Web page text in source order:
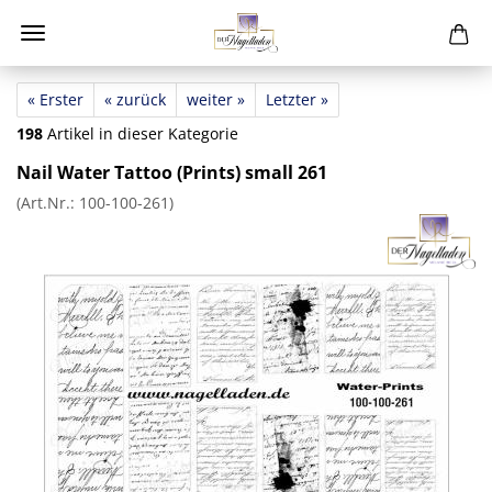
« Erster « zurück weiter »
Letzter »
198 Artikel in dieser Kategorie
Nail Water Tattoo (Prints) small 261
(Art.Nr.: 100-100-261)